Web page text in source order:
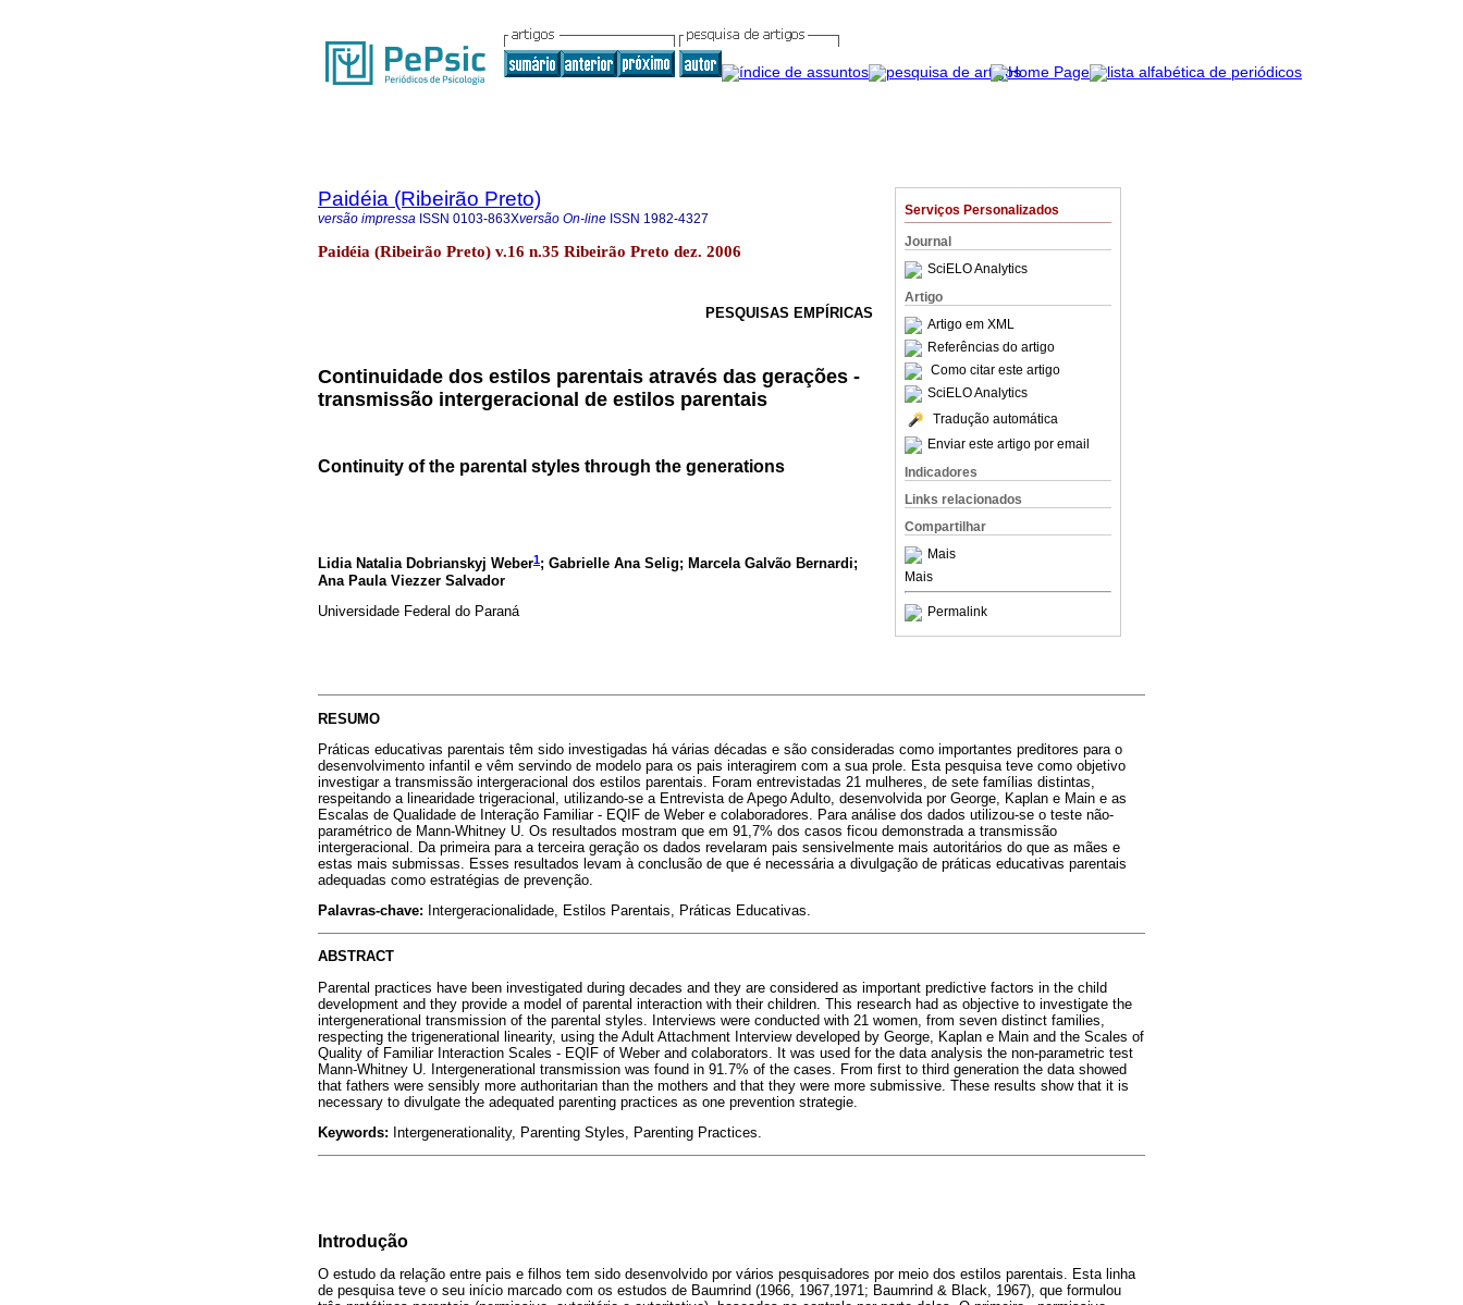
Serviços Personalizados
Journal
SciELO Analytics
Artigo
Artigo em XML
Referências do artigo
Como citar este artigo
SciELO Analytics
Tradução automática
Enviar este artigo por email
Indicadores
Links relacionados
Compartilhar
Mais
Mais
Permalink
Paidéia (Ribeirão Preto)
versão impressa ISSN 0103-863Xversão On-line ISSN 1982-4327
Paidéia (Ribeirão Preto) v.16 n.35 Ribeirão Preto dez. 2006
PESQUISAS EMPÍRICAS
Continuidade dos estilos parentais através das gerações -
transmissão intergeracional de estilos parentais
Continuity of the parental styles through the generations
Lidia Natalia Dobrianskyj Weber1; Gabrielle Ana Selig; Marcela Galvão Bernardi;
Ana Paula Viezzer Salvador
Universidade Federal do Paraná
RESUMO
Práticas educativas parentais têm sido investigadas há várias décadas e são consideradas como importantes preditores para o
desenvolvimento infantil e vêm servindo de modelo para os pais interagirem com a sua prole. Esta pesquisa teve como objetivo
investigar a transmissão intergeracional dos estilos parentais. Foram entrevistadas 21 mulheres, de sete famílias distintas,
respeitando a linearidade trigeracional, utilizando-se a Entrevista de Apego Adulto, desenvolvida por George, Kaplan e Main e as
Escalas de Qualidade de Interação Familiar - EQIF de Weber e colaboradores. Para análise dos dados utilizou-se o teste não-
paramétrico de Mann-Whitney U. Os resultados mostram que em 91,7% dos casos ficou demonstrada a transmissão
intergeracional. Da primeira para a terceira geração os dados revelaram pais sensivelmente mais autoritários do que as mães e
estas mais submissas. Esses resultados levam à conclusão de que é necessária a divulgação de práticas educativas parentais
adequadas como estratégias de prevenção.
Palavras-chave: Intergeracionalidade, Estilos Parentais, Práticas Educativas.
ABSTRACT
Parental practices have been investigated during decades and they are considered as important predictive factors in the child
development and they provide a model of parental interaction with their children. This research had as objective to investigate the
intergenerational transmission of the parental styles. Interviews were conducted with 21 women, from seven distinct families,
respecting the trigenerational linearity, using the Adult Attachment Interview developed by George, Kaplan e Main and the Scales of
Quality of Familiar Interaction Scales - EQIF of Weber and colaborators. It was used for the data analysis the non-parametric test
Mann-Whitney U. Intergenerational transmission was found in 91.7% of the cases. From first to third generation the data showed
that fathers were sensibly more authoritarian than the mothers and that they were more submissive. These results show that it is
necessary to divulgate the adequated parenting practices as one prevention strategie.
Keywords: Intergenerationality, Parenting Styles, Parenting Practices.
Introdução
O estudo da relação entre pais e filhos tem sido desenvolvido por vários pesquisadores por meio dos estilos parentais. Esta linha
de pesquisa teve o seu início marcado com os estudos de Baumrind (1966, 1967,1971; Baumrind & Black, 1967), que formulou